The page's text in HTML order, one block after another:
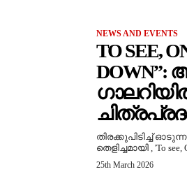
NEWS AND EVENTS
TO SEE,
തിരക്കുപിടിച്ച്
തെളിച്ചമായി , 'To
25th March 2026